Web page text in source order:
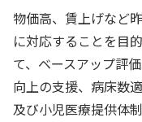
物価高、賃上げなど
に対応することを目
て、ベースアップ評
向上の支援、病床数
及び小児医療提供体